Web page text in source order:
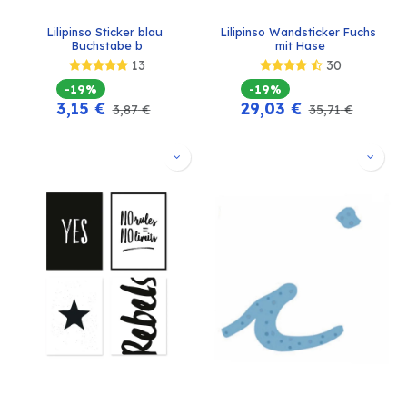
Lilipinso Sticker blau
Buchstabe b
13
-19%
3,15 € 3,87€
Lilipinso Wandsticker Fuchs
mit Hase
30
-19%
29,03 € 35,71€